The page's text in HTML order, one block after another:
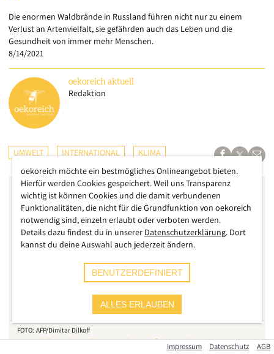
Die enormen Waldbrände in Russland führen nicht nur zu einem
Verlust an Artenvielfalt, sie gefährden auch das Leben und die
Gesundheit von immer mehr Menschen.
8/14/2021
oekoreich aktuell
Redaktion
UMWELT INTERNATIONAL KLIMA
AFP/Dimitar Dilkoff
Die Waldbrände in Sibirien sind so groß wie noch nie
Impressum Datenschutz AGB
oekoreich möchte ein bestmögliches Onlineangebot bieten.
Hierfür werden Cookies gespeichert. Weil uns Transparenz
wichtig ist können Cookies und die damit verbundenen
Funktionalitäten, die nicht für die Grundfunktion von oekoreich
notwendig sind, einzeln erlaubt oder verboten werden.
Details dazu findest du in unserer Datenschutzerklärung. Dort
kannst du deine Auswahl auch jederzeit ändern.
BENUTZERDEFINIERT
ALLES ERLAUBEN